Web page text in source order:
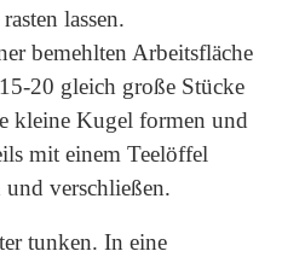
lassen.
bemehlten Arbeitsfläche
20 gleich große Stücke
kleine Kugel formen und
mit einem Teelöffel
verschließen.
tunken. In eine